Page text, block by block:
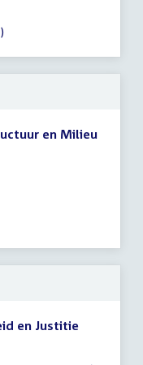
en Milieu
en Justitie